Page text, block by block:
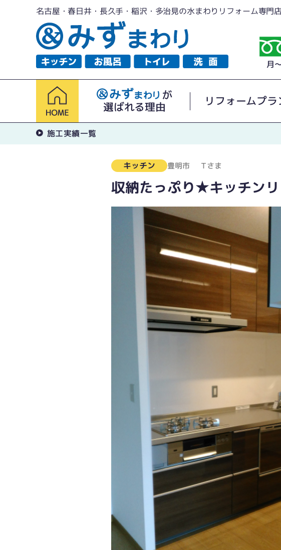
名古屋・春日井・長久手・稲沢・多治見の水まわりリフォーム専門店
月
が
選ばれる理由
リフォームプラ
施工実績一覧
キッチン 豊明市 Ｔさま
収納たっぷり★キッチン